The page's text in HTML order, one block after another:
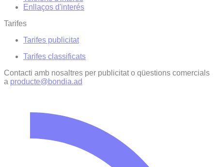
Enllaços d'interés
Tarifes
Tarifes publicitat
Tarifes classificats
Contacti amb nosaltres per publicitat o qüestions comercials
a producte@bondia.ad